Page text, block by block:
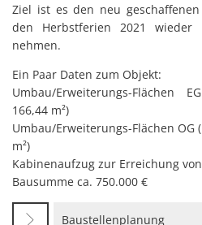
Ziel ist es den neu
den Herbstferien 2021
nehmen.
Ein Paar Daten zum Objekt:
Umbau/Erweiterungs-Flächen
166,44 m²)
Umbau/Erweiterungs-Flächen OG
m²)
Kabinenaufzug zur Erreichung
Bausumme ca. 750.000 €
Baustellenplanung